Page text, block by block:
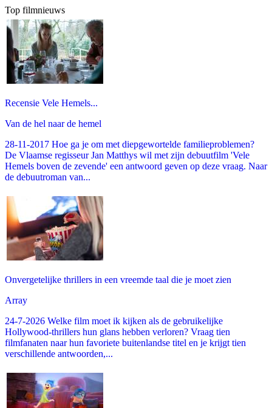
Top filmnieuws
Recensie Vele Hemels...
Van de hel naar de hemel
28-11-2017 Hoe ga je om met diepgewortelde familieproblemen?
De Vlaamse regisseur Jan Matthys wil met zijn debuutfilm 'Vele
Hemels boven de zevende' een antwoord geven op deze vraag. Naar
de debuutroman van...
Onvergetelijke thrillers in een vreemde taal die je moet zien
Array
24-7-2026 Welke film moet ik kijken als de gebruikelijke
Hollywood-thrillers hun glans hebben verloren? Vraag tien
filmfanaten naar hun favoriete buitenlandse titel en je krijgt tien
verschillende antwoorden,...